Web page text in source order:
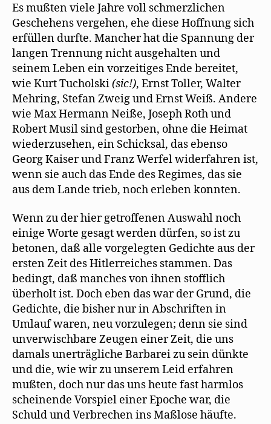
Es mußten viele Jahre voll schmerzlichen
Geschehens vergehen, ehe diese Hoffnung sich
erfüllen durfte. Mancher hat die Spannung der
langen Trennung nicht ausgehalten und
seinem Leben ein vorzeitiges Ende bereitet,
wie Kurt Tucholski(sic!), Ernst Toller, Walter
Mehring, Stefan Zweig und Ernst Weiß. Andere
wie Max Hermann Neiße, Joseph Roth und
Robert Musil sind gestorben, ohne die Heimat
wiederzusehen, ein Schicksal, das ebenso
Georg Kaiser und Franz Werfel widerfahren ist,
wenn sie auch das Ende des Regimes, das sie
aus dem Lande trieb, noch erleben konnten.
Wenn zu der hier getroffenen Auswahl noch
einige Worte gesagt werden dürfen, so ist zu
betonen, daß alle vorgelegten Gedichte aus der
ersten Zeit des Hitlerreiches stammen. Das
bedingt, daß manches von ihnen stofflich
überholt ist. Doch eben das war der Grund, die
Gedichte, die bisher nur in Abschriften in
Umlauf waren, neu vorzulegen; denn sie sind
unverwischbare Zeugen einer Zeit, die uns
damals unerträgliche Barbarei zu sein dünkte
und die, wie wir zu unserem Leid erfahren
mußten, doch nur das uns heute fast harmlos
scheinende Vorspiel einer Epoche war, die
Schuld und Verbrechen ins Maßlose häufte.